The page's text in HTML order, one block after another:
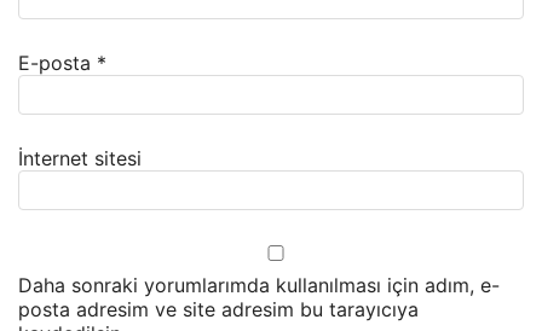
E-posta *
İnternet sitesi
Daha sonraki yorumlarımda kullanılması için adım, e-
posta adresim ve site adresim bu tarayıcıya